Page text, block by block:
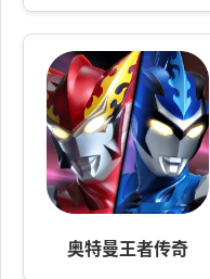
奥特曼王者传奇